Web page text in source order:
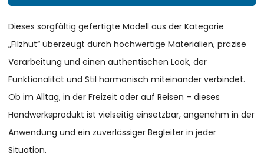
Dieses sorgfältig gefertigte Modell aus der Kategorie
„Filzhut“ überzeugt durch hochwertige Materialien, präzise
Verarbeitung und einen authentischen Look, der
Funktionalität und Stil harmonisch miteinander verbindet.
Ob im Alltag, in der Freizeit oder auf Reisen – dieses
Handwerksprodukt ist vielseitig einsetzbar, angenehm in der
Anwendung und ein zuverlässiger Begleiter in jeder
Situation.